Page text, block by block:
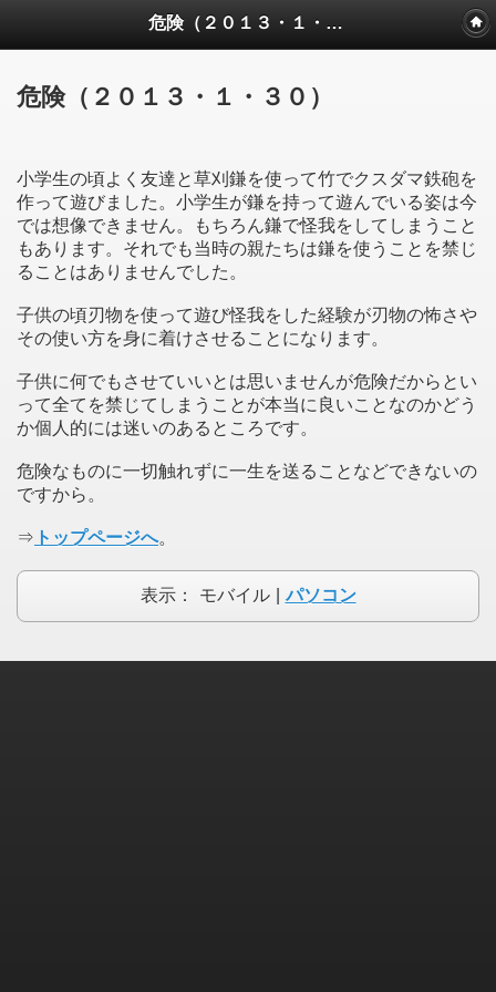
危険（２０１３・１・３０）
危険（２０１３・１・３０）
小学生の頃よく友達と草刈鎌を使って竹でクスダマ鉄砲を
作って遊びました。小学生が鎌を持って遊んでいる姿は今
では想像できません。もちろん鎌で怪我をしてしまうこと
もあります。それでも当時の親たちは鎌を使うことを禁じ
ることはありませんでした。
子供の頃刃物を使って遊び怪我をした経験が刃物の怖さや
その使い方を身に着けさせることになります。
子供に何でもさせていいとは思いませんが危険だからとい
って全てを禁じてしまうことが本当に良いことなのかどう
か個人的には迷いのあるところです。
危険なものに一切触れずに一生を送ることなどできないの
ですから。
⇒ トップページへ。
表示： モバイル パソコン